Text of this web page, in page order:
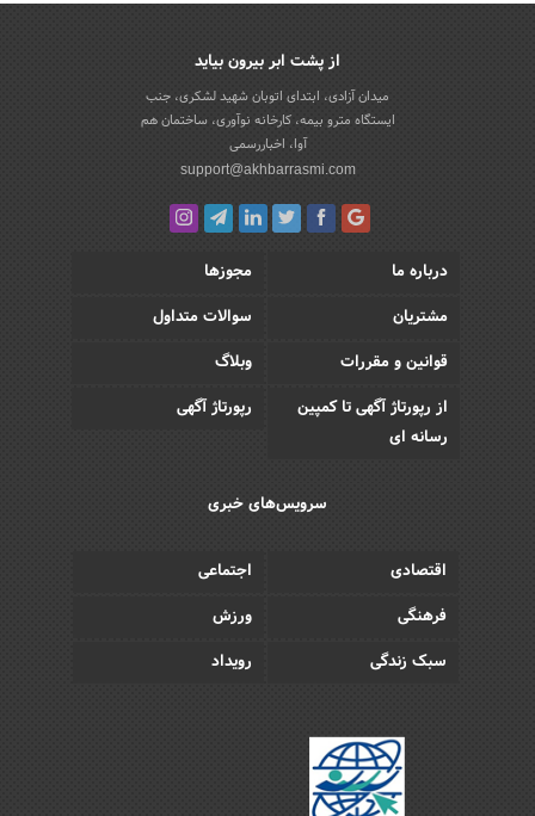
از پشت ابر بیرون بیاید
میدان آزادی، ابتدای اتوبان شهید لشکری، جنب
ایستگاه مترو بیمه، کارخانه نوآوری، ساختمان هم
آوا، اخباررسمی
support@akhbarrasmi.com
درباره ما
مجوزها
مشتریان
سوالات متداول
قوانین و مقررات
وبلاگ
از رپورتاژ آگهی تا کمپین
رسانه ای
رپورتاژ آگهی
سرویس‌های خبری
اقتصادی
اجتماعی
فرهنگی
ورزش
سبک زندگی
رویداد